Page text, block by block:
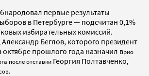
первые результаты
в Петербурге — подсчитан 0,1%
избирательных комиссий.
Беглов, которого президент
прошлого года назначил врио
после отставки Георгия Полтавченко,